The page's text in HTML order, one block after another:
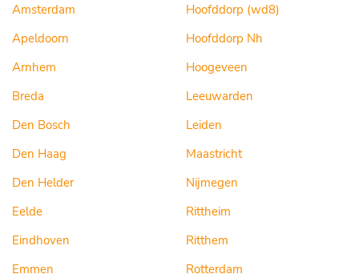
Amsterdam
Apeldoorn
Arnhem
Breda
Den Bosch
Den Haag
Den Helder
Eelde
Eindhoven
Emmen
Hoofddorp (wd8)
Hoofddorp Nh
Hoogeveen
Leeuwarden
Leiden
Maastricht
Nijmegen
Rittheim
Ritthem
Rotterdam